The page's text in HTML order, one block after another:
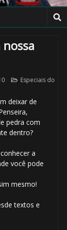
Especiais do
deixar de
pedra com
dentro?
a
você pode
mesmo!
textos e